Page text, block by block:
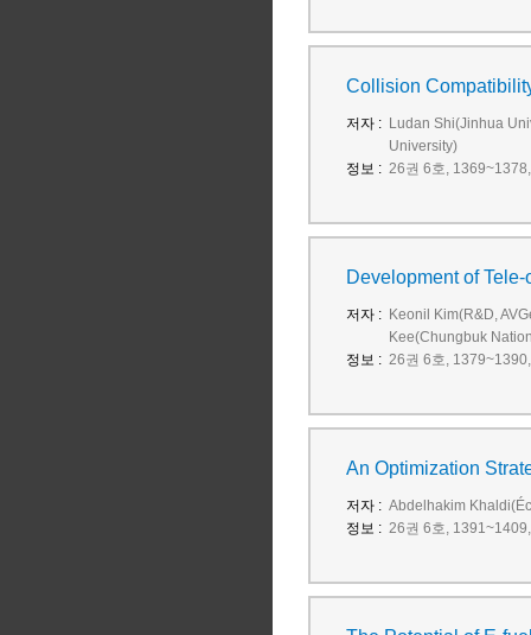
Collision
저자 : Ludan Shi(Jinhua
University)
정보 : 26권 6호,
Development of
저자 : Keonil Kim(R&D,
Kee(Chungbuk
정보 : 26권 6호,
An Optimization
저자 : Abdelhakim
정보 : 26권 6호,